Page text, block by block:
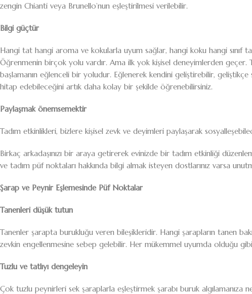
zengin Chianti veya Brunello’nun eşleştirilmesi verilebilir.
Bilgi güçtür
Hangi tat hangi aroma ve kokularla uyum sağlar, hangi koku hangi sınıf
Öğrenmenin birçok yolu vardır. Ama ilk yok kişisel deneyimlerden geçer.
başlamanın eğlenceli bir yoludur. Eğlenerek kendini geliştirebilir, geliştikçe
hitap edebileceğini artık daha kolay bir şekilde öğrenebilirsiniz.
Paylaşmak önemsemektir
Tadım etkinlikleri, bizlere kişisel zevk ve deyimleri paylaşarak
Birkaç arkadaşınızı bir araya getirerek evinizde bir tadım etkinliği
ve tadım püf noktaları hakkında bilgi almak isteyen dostlarınız varsa
Şarap ve Peynir Eşlemesinde Püf Noktalar
Tanenleri düşük tutun
Tanenler şarapta burukluğu veren bileşikleridir. Hangi şarapların tanen
zevkin engellenmesine sebep gelebilir. Her mükemmel uyumda olduğu
Tuzlu ve tatlıyı dengeleyin
Çok tuzlu peynirleri sek şaraplarla eşleştirmek şarabı buruk